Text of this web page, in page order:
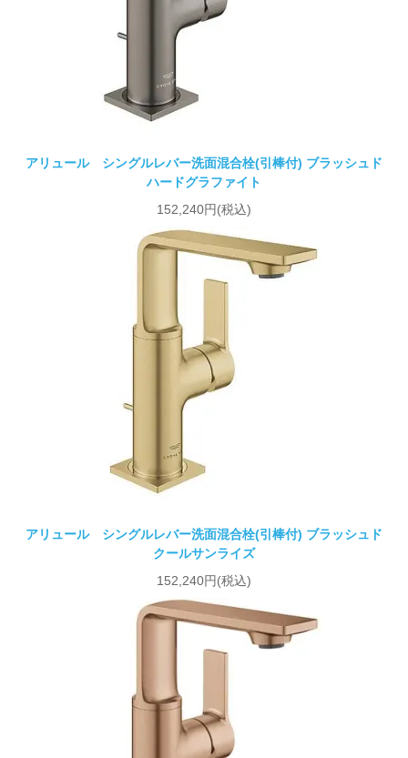
アリュール シングルレバー洗面混合栓(引棒付) ブラッシュド
ハードグラファイト
152,240円(税込)
アリュール シングルレバー洗面混合栓(引棒付) ブラッシュド
クールサンライズ
152,240円(税込)